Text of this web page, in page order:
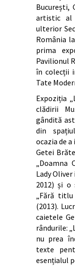
București,
artistic al
ulterior
România
prima
Pavilionul
în colecții
Tate
Expoziția
clădirii
gândită
din
ocazia de
Getei
„Doamna
Lady
2012) și
„Fără
(2013).
caietele
rândurile:
nu prea
texte
esențialul